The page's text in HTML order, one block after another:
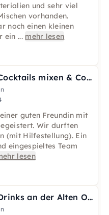
und sehr viel
vorhanden.
noch einen kleinen
ein ... mehr lesen
Cocktailkurs: 3 Cocktails mixen & Cocktailshow in Frankfurt
guten Freundin mit
Wir durften
(mit Hilfestellung). Ein
eingespieltes Team
lesen
Cocktailkurs: 3 Drinks an der Alten Oper Frankfurt